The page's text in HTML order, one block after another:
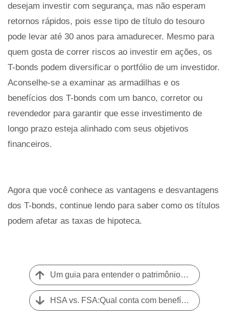
desejam investir com segurança, mas não esperam
retornos rápidos, pois esse tipo de título do tesouro
pode levar até 30 anos para amadurecer. Mesmo para
quem gosta de correr riscos ao investir em ações, os
T-bonds podem diversificar o portfólio de um investidor.
Aconselhe-se a examinar as armadilhas e os
benefícios dos T-bonds com um banco, corretor ou
revendedor para garantir que esse investimento de
longo prazo esteja alinhado com seus objetivos
financeiros.
Agora que você conhece as vantagens e desvantagens
dos T-bonds, continue lendo para saber como os títulos
podem afetar as taxas de hipoteca.
Um guia para entender o patrimônio privado
HSA vs. FSA:Qual conta com benefícios fiscais de assistência médica é ideal para você?